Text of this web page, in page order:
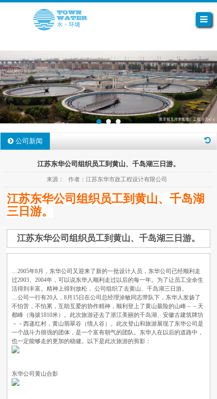
公司新闻
江苏东华公司组织员工到黄山、千岛湖三日游。
来源： 作者：江苏东华市政工程设计有限公司
江苏东华公司组织员工到黄山、千岛湖
三日游。
江苏东华公司组织员工到黄山、千岛湖三日游。
....2005年8月，东华公司又迎来了新的一批设计人员，东华公司已经顺利走
过2003、2004年，可以说东华人顺利走过以后的每一年。为了让员工业余生
活得到丰富。精神上得到放松， 公司组织了去黄山、千岛湖三日游。
....公司一行有20人，8月15日在公司总经理涂敏同志带队下，东华人发扬了
不怕苦，不怕累，互助互爱的协作精神，顺利登上了黄山最险的山峰－－天
都峰（海拔1810米）。此次旅游还去了浙江美丽的千岛湖、安徽古建筑牌坊
－－西递红村，黄山翡翠谷（情人谷）。此次登山和旅游展现了东华公司是
一个战斗力很强的团体，是一个富有朝气的团队。东华人在以后的道路中，
也一定能够走的更加的稳健。以下是此次旅游的剪影：
东华公司黄山合影